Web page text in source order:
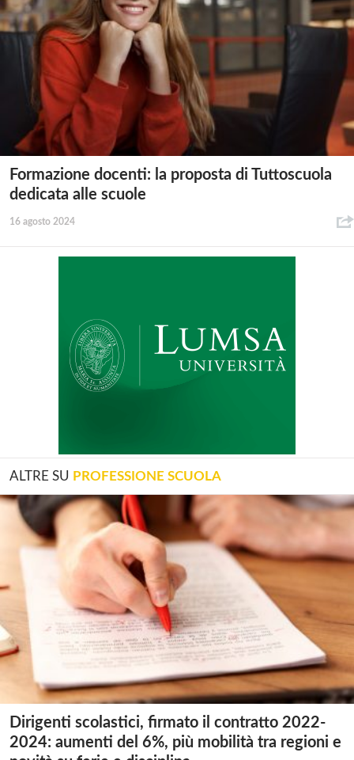
Formazione docenti: la proposta di Tuttoscuola
dedicata alle scuole
16 agosto 2024
ALTRE SU PROFESSIONE SCUOLA
Dirigenti scolastici, firmato il contratto 2022-
2024: aumenti del 6%, più mobilità tra regioni e